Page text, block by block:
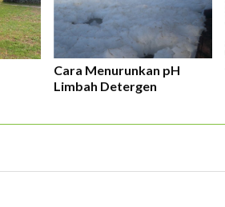
Cara Menurunkan pH
Limbah Detergen